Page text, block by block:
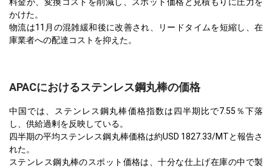
かけた。
物流は11月の混雑緩和後に改善され、リードタイムを短縮し、在
庫業者への配達コストを抑えた。
APACにおけるステンレス鋼丸棒の価格
中国では、ステンレス鋼丸棒価格指数は四半期比で7.55％下落
し、供給過剰を反映している。
四半期の平均ステンレス鋼丸棒価格は約USD 1827.33/MTと報告さ
れた。
ステンレス鋼丸棒のスポット価格は、十分な仕上げ在庫の中で製